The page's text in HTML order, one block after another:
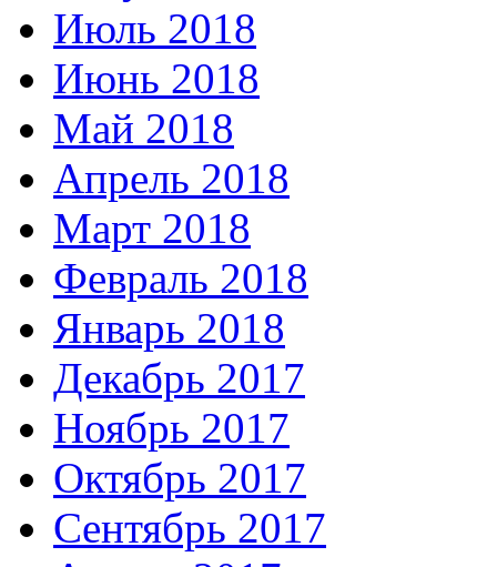
Июль 2018
Июнь 2018
Май 2018
Апрель 2018
Март 2018
Февраль 2018
Январь 2018
Декабрь 2017
Ноябрь 2017
Октябрь 2017
Сентябрь 2017